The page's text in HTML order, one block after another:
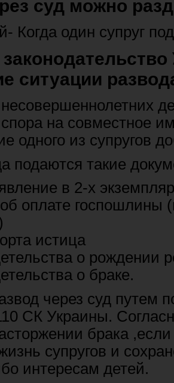
суд можно
Когда один супруг
ситуации
на совместное
одного из супругов
подаются такие
в 2-х
оплате
истица
о рождении
о браке.
через суд путем
СК Украины.
брака
супругов и
интересам детей.